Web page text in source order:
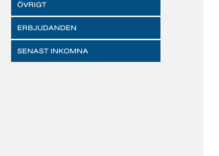
ÖVRIGT
ERBJUDANDEN
SENAST INKOMNA